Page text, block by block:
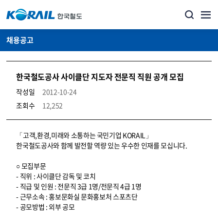
채용공고
한국철도공사 사이클단 지도자 전문직 직원 공개 모집
작성일
2012-10-24
조회수
12,252
코레일소개_경영공시_채용공고 상세보기 – 내용, 파일, 담당자 연락처로 구성
「고객,환경,미래와 소통하는 국민기업 KORAIL」
한국철도공사와 함께 발전할 역량 있는 우수한 인재를 모십니다.
○ 모집부문
- 직위 : 사이클단 감독 및 코치
- 직급 및 인원 : 전문직 3급 1명/전문직 4급 1명
- 근무소속 : 홍보문화실 문화홍보처 스포츠단
- 공모방법 : 외부 공모